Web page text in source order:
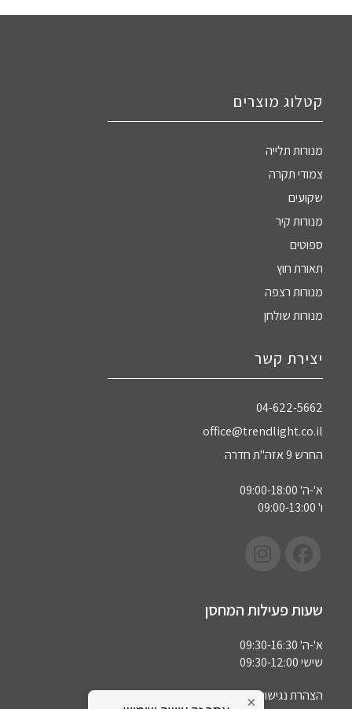
קטלוג מוצרים
מנורות תלייה
צמודי תקרה
שקועים
מנורות קיר
ספוטים
תאורת חוץ
מנורות רצפה
מנורות שולחן
יצירת קשר
04-622-5662‏
office@trendlight.co.il
החרש 9 אזה"ת חדרה
א'-ה' 09:00-18:00
ו' 09:00-13:00
שעות פעילות המחסן
א'-ה' 09:30-16:30
שישי 09:30-12:00
הצהרת נגישות×